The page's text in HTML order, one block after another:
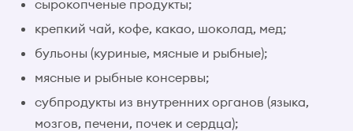
сырокопченые продукты;
крепкий чай, кофе, какао, шоколад, мед;
бульоны (куриные, мясные и рыбные);
мясные и рыбные консервы;
субпродукты из внутренних органов (языка,
мозгов, печени, почек и сердца);